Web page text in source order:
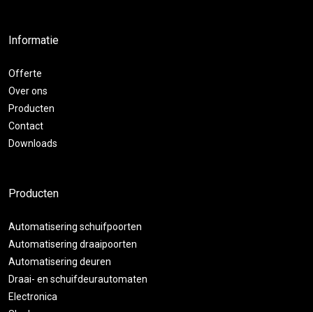
Informatie
Offerte
Over ons
Producten
Contact
Downloads
Producten
Automatisering schuifpoorten
Automatisering draaipoorten
Automatisering deuren
Draai- en schuifdeurautomaten
Electronica